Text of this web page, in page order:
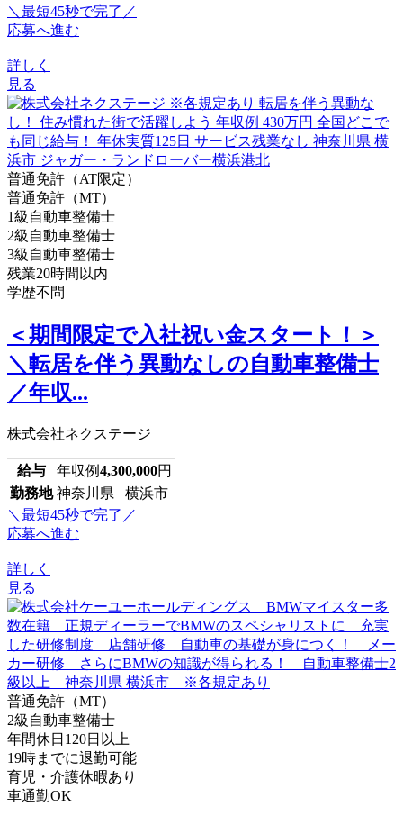
＼最短45秒で完了／
応募へ進む
詳しく
見る
普通免許（AT限定）
普通免許（MT）
1級自動車整備士
2級自動車整備士
3級自動車整備士
残業20時間以内
学歴不問
＜期間限定で入社祝い金スタート！＞
＼転居を伴う異動なしの自動車整備士
／年収...
株式会社ネクステージ
給与 年収例4,300,000円
勤務地 神奈川県 横浜市
＼最短45秒で完了／
応募へ進む
詳しく
見る
普通免許（MT）
2級自動車整備士
年間休日120日以上
19時までに退勤可能
育児・介護休暇あり
車通勤OK